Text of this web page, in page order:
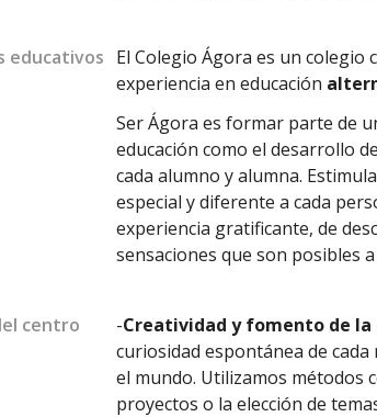
educativos El Colegio Ágora es un colegio
experiencia en educación
Ser Ágora es formar parte de
educación como el desarrollo
cada alumno y alumna.
especial y diferente a cada
experiencia gratificante, de
sensaciones que son posibles
centro -Creatividad y fomento de la
curiosidad espontánea de
el mundo. Utilizamos métodos
proyectos o la elección de